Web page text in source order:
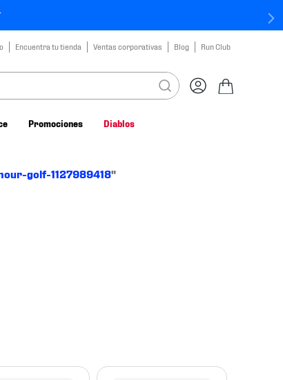
Encuentra tu tienda Ventas corporativas Blog Run Club
Promociones Diablos
golf-1127989418"